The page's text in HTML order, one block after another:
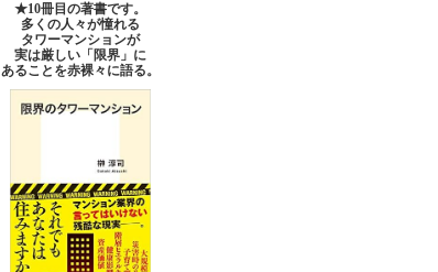
★10冊目の著書です。
多くの人々が憧れる
タワーマンションが
実は厳しい「限界」に
あることを赤裸々に語る。